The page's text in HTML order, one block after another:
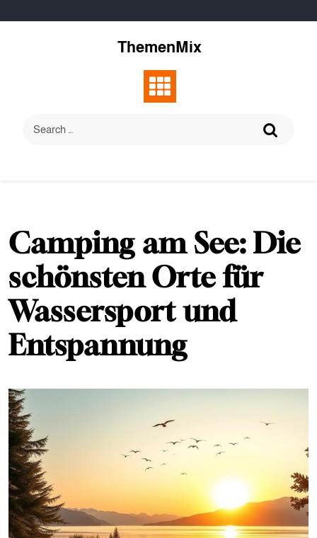
to
ThemenMix
Camping am See: Die
schönsten Orte für
Wassersport und
Entspannung